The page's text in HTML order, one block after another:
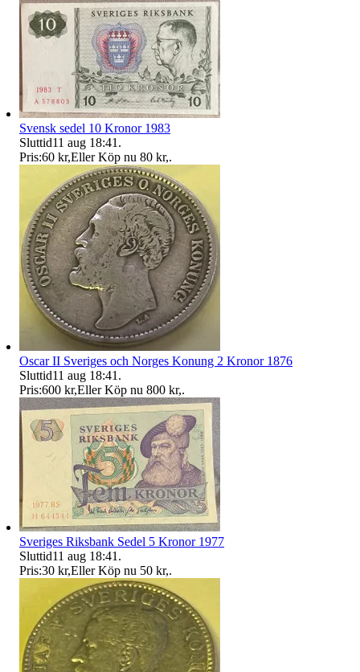
Svensk sedel 10 Kronor 1983
Sluttid11 aug 18:41 .
Pris:60 kr,Eller Köp nu 80 kr,.
Oscar II Sveriges och Norges Konung 2 Kronor 1876
Sluttid11 aug 18:41 .
Pris:600 kr,Eller Köp nu 800 kr,.
Sveriges Riksbank Sedel 5 Kronor 1977
Sluttid11 aug 18:41 .
Pris:30 kr,Eller Köp nu 50 kr,.